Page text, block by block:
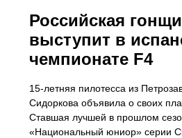
Российская
выступит в
чемпионате F4
15-летняя пилотесса из
Сидоркова объявила о своих
Ставшая лучшей в прошлом
«Национальный юниор» серии